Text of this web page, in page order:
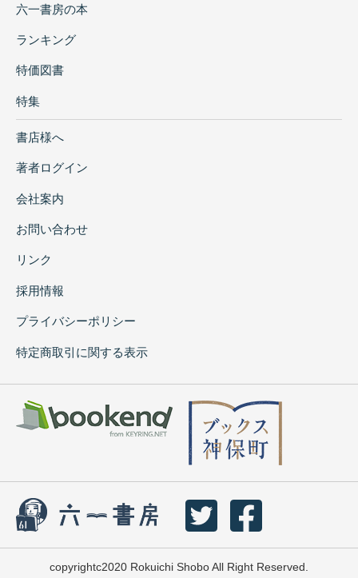
六一書房の本
ランキング
特価図書
特集
書店様へ
著者ログイン
会社案内
お問い合わせ
リンク
採用情報
プライバシーポリシー
特定商取引に関する表示
copyrightc2020 Rokuichi Shobo All Right Reserved.